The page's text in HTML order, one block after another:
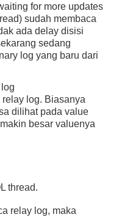
for more updates
sudah membaca
ada delay disisi
sedang
log yang baru dari
log. Biasanya
dilihat pada value
besar valuenya
thread.
relay log, maka